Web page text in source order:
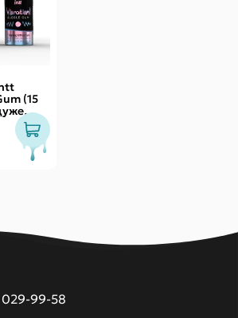
(15
хвилин
99-58